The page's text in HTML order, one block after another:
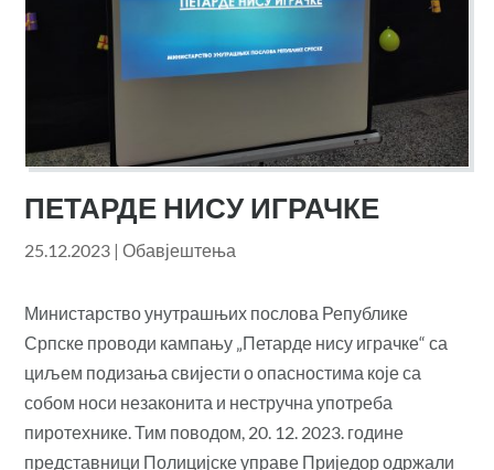
ПЕТАРДЕ НИСУ ИГРАЧКЕ
25.12.2023 |Обавјештења
Министарство унутрашњих послова Републике
Српске проводи кампању „Петарде нису играчке“ са
циљем подизања свијести о опасностима које са
собом носи незаконита и нестручна употреба
пиротехнике. Тим поводом, 20. 12. 2023. године
представници Полицијске управе Приједор одржали